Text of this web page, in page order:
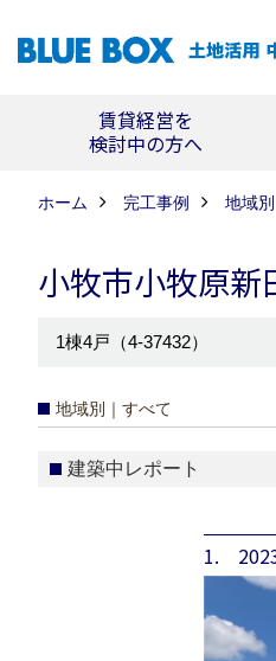
賃貸経営を
検討中の方へ
ホーム 完工事例 地域別
小牧市小牧原新
1棟4戸（4-37432）
地域別｜すべて
建築中レポート
1.